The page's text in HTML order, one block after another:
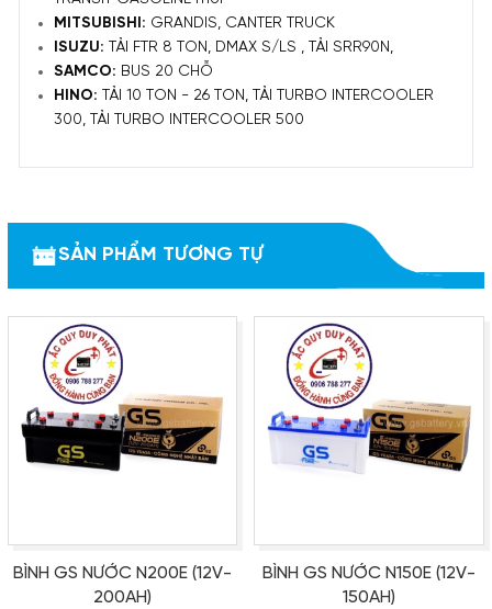
MITSUBISHI: GRANDIS, CANTER TRUCK
ISUZU: TẢI FTR 8 TON, DMAX S/LS , TẢI SRR90N,
SAMCO: BUS 20 CHỖ
HINO: TẢI 10 TON - 26 TON, TẢI TURBO INTERCOOLER
300, TẢI TURBO INTERCOOLER 500
SẢN PHẨM TƯƠNG TỰ
BÌNH GS NƯỚC N200E (12V-
200AH)
BÌNH GS NƯỚC N150E (12V-
150AH)